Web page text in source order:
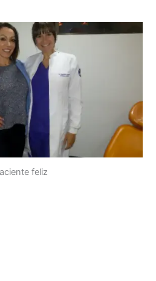
feliz